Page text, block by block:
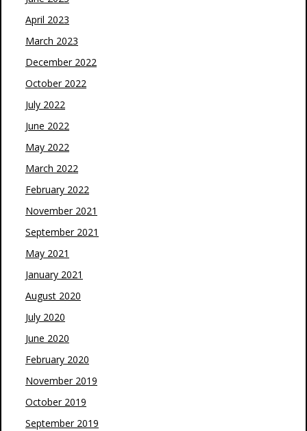
April 2023
March 2023
December 2022
October 2022
July 2022
June 2022
May 2022
March 2022
February 2022
November 2021
September 2021
May 2021
January 2021
August 2020
July 2020
June 2020
February 2020
November 2019
October 2019
September 2019